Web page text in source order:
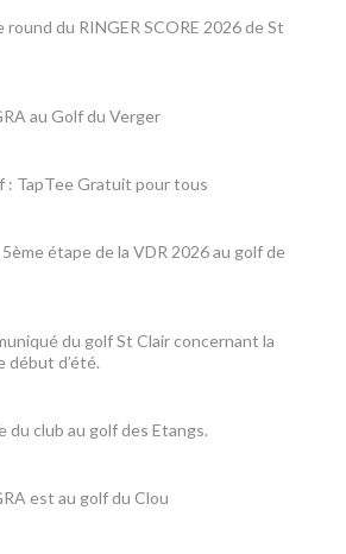
round du RINGER SCORE 2026 de St
au Golf du Verger
: TapTee Gratuit pour tous
étape de la VDR 2026 au golf de
du golf St Clair concernant la
début d’été.
du club au golf des Etangs.
est au golf du Clou